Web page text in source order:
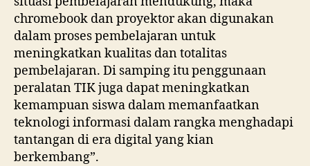
chromebook dan proyektor akan digunakan
dalam proses pembelajaran untuk
meningkatkan kualitas dan totalitas
pembelajaran. Di samping itu penggunaan
peralatan TIK juga dapat meningkatkan
kemampuan siswa dalam memanfaatkan
teknologi informasi dalam rangka menghadapi
tantangan di era digital yang kian
berkembang”.